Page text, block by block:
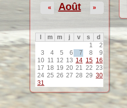
Août
« »
m m j v s
d
1
2
3
4 5 6 7 8
9
10 11 12 13 14 15 16
17 18 19 20 21 22 23
24 25 26 27 28 29 30
31